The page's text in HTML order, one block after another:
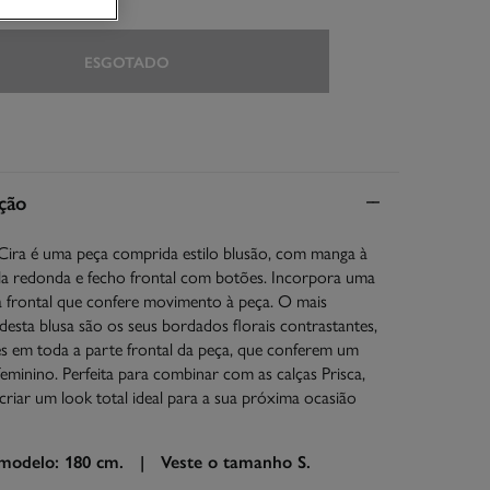
ESGOTADO
é uma peça comprida estilo blusão, com manga à
redonda e fecho frontal com botões. Incorpora uma
que confere movimento à peça. O mais
blusa são os seus bordados florais contrastantes,
em toda a parte frontal da peça, que conferem um
Perfeita para combinar com as calças Prisca,
um look total ideal para a sua próxima ocasião
180 cm. | Veste o tamanho S.